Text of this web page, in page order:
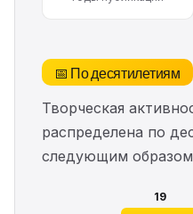
📅 По десятилетиям
Творческая
распределена по
следующим
19